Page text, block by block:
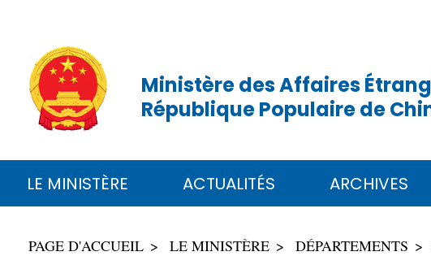
Ministère des Affaires
République Populaire de
LE MINISTÈRE ACTUALITÉS ARCHIVES
PAGE D'ACCUEIL LE MINISTÈRE DÉPARTEMENTS